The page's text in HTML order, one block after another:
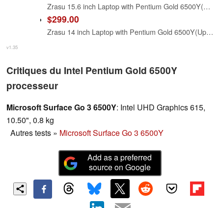
Zrasu 15.6 inch Laptop with Pentium Gold 6500Y(Up to 3.4GHz), 12GB RAM 128GB SSD,1080P Full HD, USB-C,WiFi 5,BT5.0,Gray Computer Laptops for School, Business
$299.00
Zrasu 14 inch Laptop with Pentium Gold 6500Y(Up to 3.4GHz), 16GB RAM 512GB SSD,1080P Full HD, USB-C,WiFi 5,BT5.0,Gray Computer Laptops for School, Business
v1.35
Critiques du Intel Pentium Gold 6500Y
processeur
Microsoft Surface Go 3 6500Y: Intel UHD Graphics 615,
10.50", 0.8 kg
Autres tests » Microsoft Surface Go 3 6500Y
Add as a preferred
source on Google